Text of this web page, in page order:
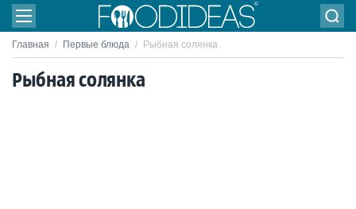
Главная / Первые блюда / Рыбная солянка
Рыбная солянка